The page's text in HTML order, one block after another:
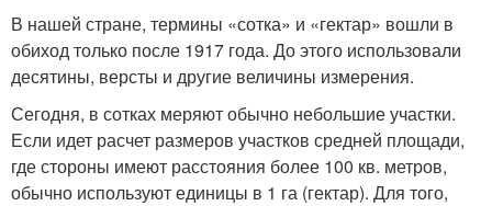
В нашей стране, термины «сотка» и «гектар» вошли в
обиход только после 1917 года. До этого использовали
десятины, версты и другие величины измерения.
Сегодня, в сотках меряют обычно небольшие участки.
Если идет расчет размеров участков средней площади,
где стороны имеют расстояния более 100 кв. метров,
обычно используют единицы в 1 га (гектар). Для того,